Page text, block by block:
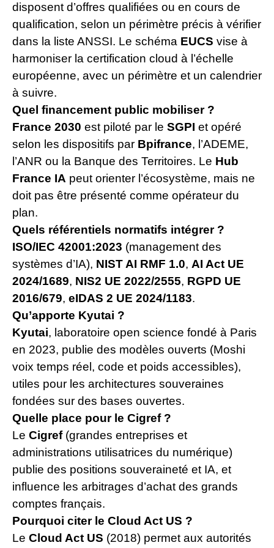
disposent d’offres qualifiées ou en cours de
qualification, selon un périmètre précis à vérifier
dans la liste ANSSI. Le schéma EUCS vise à
harmoniser la certification cloud à l’échelle
européenne, avec un périmètre et un calendrier
à suivre.
Quel financement public mobiliser ?
France 2030 est piloté par le SGPI et opéré
selon les dispositifs par Bpifrance, l’ADEME,
l’ANR ou la Banque des Territoires. Le Hub
France IA peut orienter l’écosystème, mais ne
doit pas être présenté comme opérateur du
plan.
Quels référentiels normatifs intégrer ?
ISO/IEC 42001:2023 (management des
systèmes d’IA), NIST AI RMF 1.0, AI Act UE
2024/1689, NIS2 UE 2022/2555, RGPD UE
2016/679, eIDAS 2 UE 2024/1183.
Qu’apporte Kyutai ?
Kyutai, laboratoire open science fondé à Paris
en 2023, publie des modèles ouverts (Moshi
voix temps réel, code et poids accessibles),
utiles pour les architectures souveraines
fondées sur des bases ouvertes.
Quelle place pour le Cigref ?
Le Cigref(grandes entreprises et
administrations utilisatrices du numérique)
publie des positions souveraineté et IA, et
influence les arbitrages d’achat des grands
comptes français.
Pourquoi citer le Cloud Act US ?
Le Cloud Act US (2018) permet aux autorités